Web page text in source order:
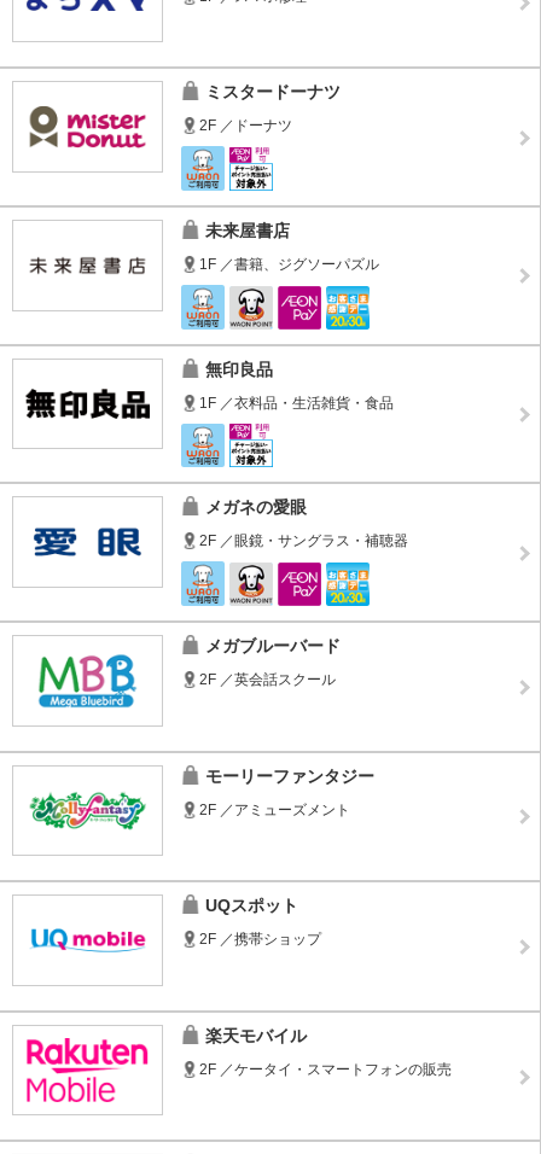
ミスタードーナツ
2F ／ドーナツ
未来屋書店
1F ／書籍、ジグソーパズル
無印良品
1F ／衣料品・生活雑貨・食品
メガネの愛眼
2F ／眼鏡・サングラス・補聴器
メガブルーバード
2F ／英会話スクール
モーリーファンタジー
2F ／アミューズメント
UQスポット
2F ／携帯ショップ
楽天モバイル
2F ／ケータイ・スマートフォンの販売